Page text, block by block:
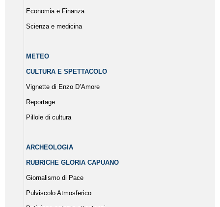
Economia e Finanza
Scienza e medicina
METEO
CULTURA E SPETTACOLO
Vignette di Enzo D’Amore
Reportage
Pillole di cultura
ARCHEOLOGIA
RUBRICHE GLORIA CAPUANO
Giornalismo di Pace
Pulviscolo Atmosferico